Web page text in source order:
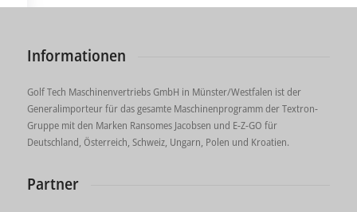
Informationen
Golf Tech Maschinenvertriebs GmbH in Münster/Westfalen ist der
Generalimporteur für das gesamte Maschinenprogramm der Textron-
Gruppe mit den Marken Ransomes Jacobsen und E-Z-GO für
Deutschland, Österreich, Schweiz, Ungarn, Polen und Kroatien.
Partner